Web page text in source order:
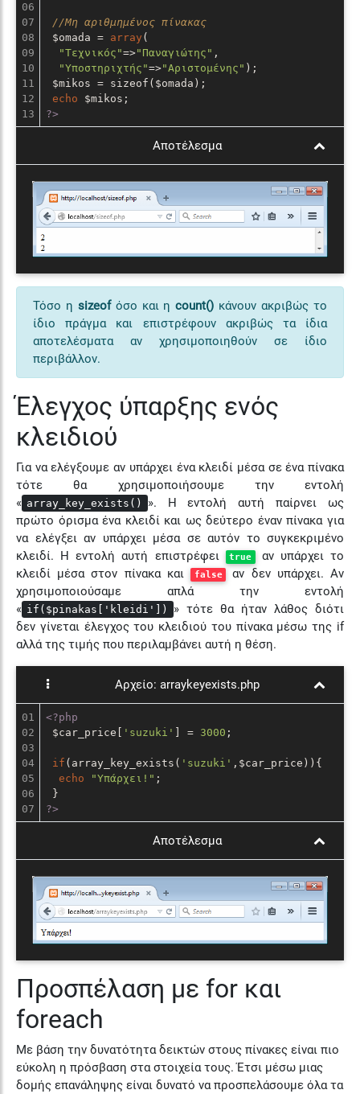
06
07
08
09
10
11
12
//Μη αριθμημένος πίνακας
$omada = array (
"Τεχνικός"=>"Παναγιώτης" ,
"Υποστηριχτής"=>"Αριστομένης" );
$mikos = sizeof($omada);
echo
?>
Αποτέλεσμα
Τόσο η sizeofόσο και ηcount() κάνουν ακριβώς το
ίδιο πράγμα και επιστρέφουν ακριβώς τα ίδια
αποτελέσματα αν χρησιμοποιηθούν σε ίδιο
περιβάλλον.
Έλεγχος ύπαρξης ενός
κλειδιού
Για να ελέγξουμε αν υπάρχει ένα κλειδί μέσα σε ένα πίνακα
τότε θα χρησιμοποιήσουμε την εντολή
« array_key_exists()
». Η εντολή αυτή παίρνει ως
πρώτο όρισμα ένα κλειδί και ως δεύτερο έναν πίνακα για
να ελέγξει αν υπάρχει μέσα σε αυτόν το συγκεκριμένο
κλειδί. Η εντολή αυτή επιστρέφει
true αν υπάρχει το
κλειδί μέσα στον πίνακα και false
αν δεν υπάρχει. Αν
χρησιμοποιούσαμε απλά την εντολή
« if($pinakas['kleidi'])
» τότε θα ήταν λάθος διότι
δεν γίνεται έλεγχος του κλειδιού του πίνακα μέσω της if
αλλά της τιμής που περιλαμβάνει αυτή η θέση.
Αρχείο: arraykeyexists.php
01
02
03
04
05
06
<?php
$car_price[
'suzuki' ] = 3000 ;
if (array_key_exists( 'suzuki' ,$car_price)){
echo
"Υπάρχει!" ;
?>
Αποτέλεσμα
Προσπέλαση με for και
foreach
Με βάση την δυνατότητα δεικτών στους πίνακες είναι πιο
εύκολη η πρόσβαση στα στοιχεία τους. Έτσι μέσω μιας
δομής επανάληψης είναι δυνατό να προσπελάσουμε όλα τα